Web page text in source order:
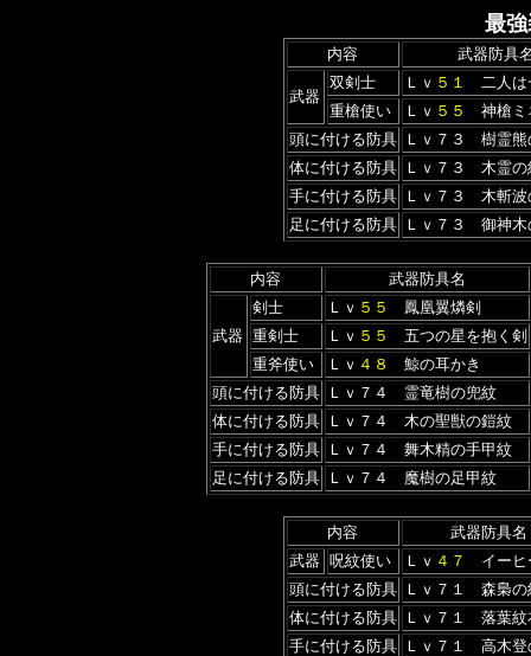
最
内容 武器防具
武器
双剣士 Ｌｖ ５１
二人は
重槍使い
Ｌｖ ５５
神槍ミ
頭に付ける防具
Ｌｖ７３ 樹霊熊
体に付ける防具
Ｌｖ７３ 木霊の
手に付ける防具
Ｌｖ７３ 木斬波
足に付ける防具
Ｌｖ７３ 御神木
内容 武器防具名
武器
剣士 Ｌｖ ５５
鳳凰翼燐剣
重剣士
Ｌｖ ５５
五つの星を抱く剣
重斧使い
Ｌｖ ４８
鯨の耳かき
頭に付ける防具
Ｌｖ７４ 霊竜樹の兜紋
体に付ける防具
Ｌｖ７４ 木の聖獣の鎧紋
手に付ける防具
Ｌｖ７４ 舞木精の手甲紋
足に付ける防具
Ｌｖ７４ 魔樹の足甲紋
内容
武器防具名
武器 呪紋使い Ｌｖ ４７
イーヒ
頭に付ける防具
Ｌｖ７１ 森梟の
体に付ける防具
Ｌｖ７１ 落葉紋
手に付ける防具
Ｌｖ７１ 高木登